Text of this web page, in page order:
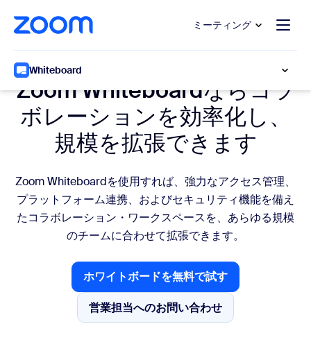
テンツへスキップ
ットへスキップ ミーティング
Whiteboard
Zoom Whiteboardならコラ
ボレーションを効率化し、
規模を拡張できます
Zoom Whiteboardを使用すれば、強力なアクセス管理、
プラットフォーム連携、およびセキュリティ機能を備え
たコラボレーション・ワークスペースを、あらゆる規模
のチームに合わせて拡張できます。
ホワイトボードを無料で試す
ホワイトボードを無料で試す
営業担当へのお問い合わせ
営業担当へのお問い合わせ